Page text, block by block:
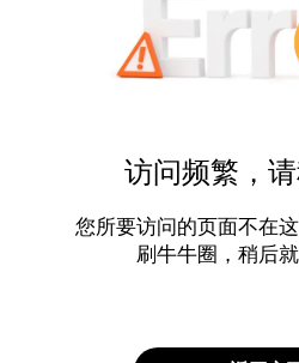
访问频繁，
您所要访问的页面不在
刷牛牛圈，稍后